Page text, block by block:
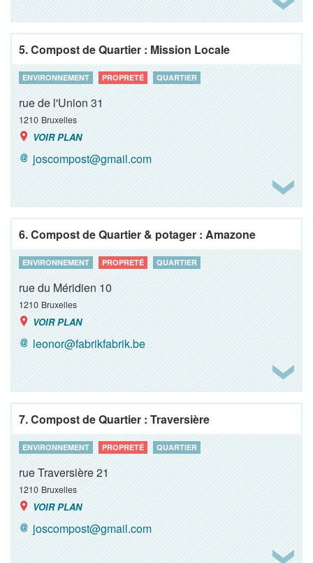
5. Compost de Quartier : Mission Locale
ENVIRONNEMENT PROPRETÉ QUARTIER
rue de l'Union 31
1210 Bruxelles
VOIR PLAN
joscompost@gmail.com
6. Compost de Quartier & potager : Amazone
ENVIRONNEMENT PROPRETÉ QUARTIER
rue du Méridien 10
1210 Bruxelles
VOIR PLAN
leonor@fabrikfabrik.be
7. Compost de Quartier : Traversière
ENVIRONNEMENT PROPRETÉ QUARTIER
rue Traversière 21
1210 Bruxelles
VOIR PLAN
joscompost@gmail.com